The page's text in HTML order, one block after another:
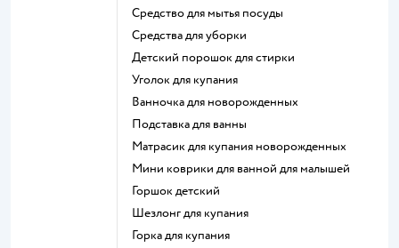
средство для мытья посуды
средства для уборки
детский порошок для стирки
уголок для купания
ванночка для новорожденных
подставка для ванны
матрасик для купания новорожденных
мини коврики для ванной для малышей
горшок детский
шезлонг для купания
горка для купания